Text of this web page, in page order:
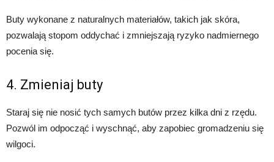
Buty wykonane z naturalnych materiałów, takich jak skóra,
pozwalają stopom oddychać i zmniejszają ryzyko nadmiernego
pocenia się.
4. Zmieniaj buty
Staraj się nie nosić tych samych butów przez kilka dni z rzędu.
Pozwól im odpocząć i wyschnąć, aby zapobiec gromadzeniu się
wilgoci.